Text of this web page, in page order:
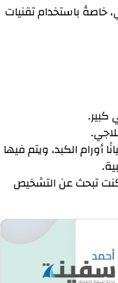
خاصةً باستخدام تقنيات
كبير.
أورام الكبد، ويتم فيها
كنت تبحث عن التشخيص